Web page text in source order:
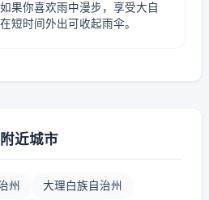
果你喜欢雨中漫步，享受大自
短时间外出可收起雨伞。
近城市
州 大理白族自治州